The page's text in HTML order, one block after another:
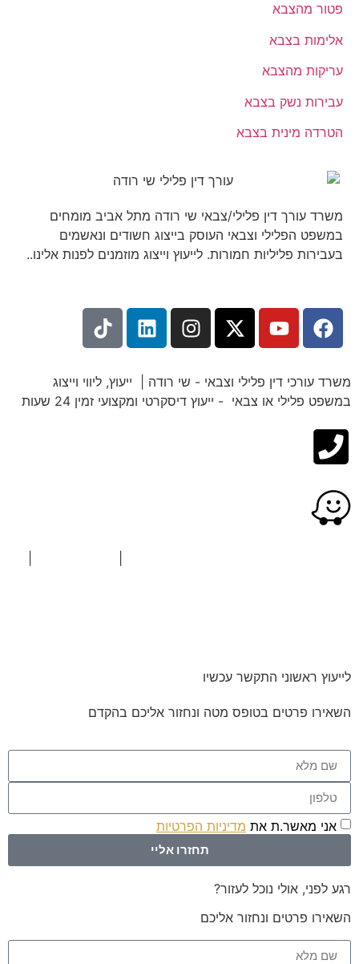
פטור מהצבא
אלימות בצבא
עריקות מהצבא
עבירות נשק בצבא
הטרדה מינית בצבא
משרד עורך דין פלילי/צבאי שי רודה מתל אביב מומחים
במשפט הפלילי וצבאי העוסק בייצוג חשודים ונאשמים
בעבירות פליליות חמורות. לייעוץ וייצוג מוזמנים לפנות אלינו..
משרד עורכי דין פלילי וצבאי - שי רודה | ייעוץ, ליווי וייצוג
במשפט פלילי או צבאי - ייעוץ דיסקרטי ומקצועי זמין 24 שעות
לייעוץ ראשוני התקשר עכשיו
השאירו פרטים בטופס מטה ונחזור אליכם בהקדם
אני מאשר.ת את מדיניות הפרטיות
תחזרו אליי
רגע לפני, אולי נוכל לעזור?
השאירו פרטים ונחזור אליכם